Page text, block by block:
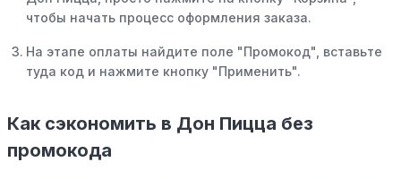
чтобы начать процесс оформления заказа.
На этапе оплаты найдите поле "Промокод", вставьте
туда код и нажмите кнопку "Применить".
Как сэкономить в Дон Пицца без
промокода